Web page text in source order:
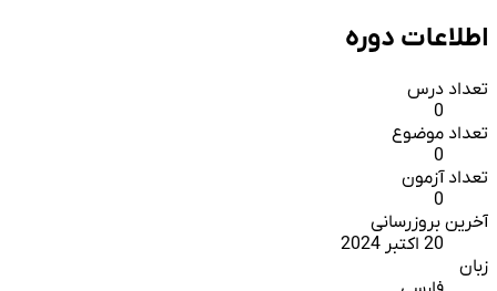
اطلاعات دوره
تعداد درس
تعداد موضوع
تعداد آزمون
آخرین بروزرسانی
20 اکتبر 2024
زبان